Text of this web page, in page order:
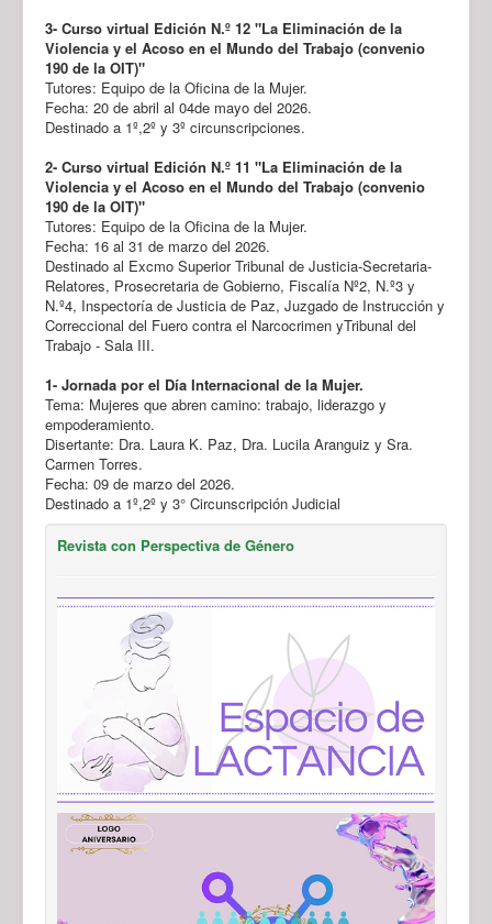
3- Curso virtual Edición N.º 12 "La Eliminación de la
Violencia y el Acoso en el Mundo del Trabajo (convenio
190 de la OIT)"
Tutores: Equipo de la Oficina de la Mujer.
Fecha: 20 de abril al 04de mayo del 2026.
Destinado a 1º,2º y 3º circunscripciones.
2- Curso virtual Edición N.º 11 "La Eliminación de la
Violencia y el Acoso en el Mundo del Trabajo (convenio
190 de la OIT)"
Tutores: Equipo de la Oficina de la Mujer.
Fecha: 16 al 31 de marzo del 2026.
Destinado al Excmo Superior Tribunal de Justicia-Secretaria-
Relatores, Prosecretaria de Gobierno, Fiscalía Nº2, N.º3 y
N.º4, Inspectoría de Justicia de Paz, Juzgado de Instrucción y
Correccional del Fuero contra el Narcocrimen yTribunal del
Trabajo - Sala III.
1- Jornada por el Día Internacional de la Mujer.
Tema: Mujeres que abren camino: trabajo, liderazgo y
empoderamiento.
Disertante: Dra. Laura K. Paz, Dra. Lucila Aranguiz y Sra.
Carmen Torres.
Fecha: 09 de marzo del 2026.
Destinado a 1º,2º y 3° Circunscripción Judicial
Revista con Perspectiva de Género